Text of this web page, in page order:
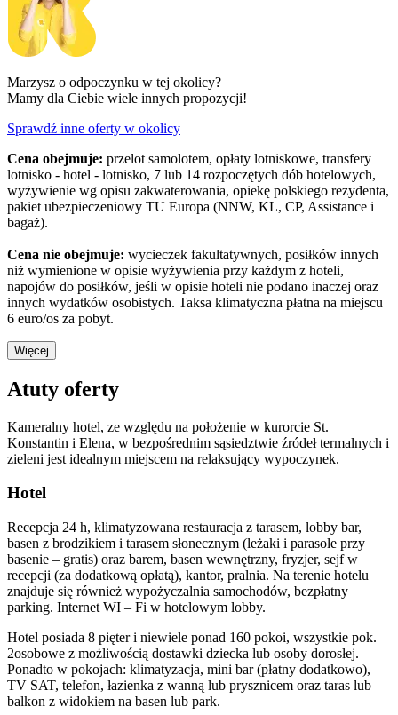
Marzysz o odpoczynku w tej okolicy?
Mamy dla Ciebie wiele innych propozycji!
Sprawdź inne oferty w okolicy
Cena obejmuje: przelot samolotem, opłaty lotniskowe, transfery
lotnisko - hotel - lotnisko, 7 lub 14 rozpoczętych dób hotelowych,
wyżywienie wg opisu zakwaterowania, opiekę polskiego rezydenta,
pakiet ubezpieczeniowy TU Europa (NNW, KL, CP, Assistance i
bagaż).
Cena nie obejmuje: wycieczek fakultatywnych, posiłków innych
niż wymienione w opisie wyżywienia przy każdym z hoteli,
napojów do posiłków, jeśli w opisie hoteli nie podano inaczej oraz
innych wydatków osobistych. Taksa klimatyczna płatna na miejscu
6 euro/os za pobyt.
Więcej
Atuty oferty
Kameralny hotel, ze względu na położenie w kurorcie St.
Konstantin i Elena, w bezpośrednim sąsiedztwie źródeł termalnych i
zieleni jest idealnym miejscem na relaksujący wypoczynek.
Hotel
Recepcja 24 h, klimatyzowana restauracja z tarasem, lobby bar,
basen z brodzikiem i tarasem słonecznym (leżaki i parasole przy
basenie – gratis) oraz barem, basen wewnętrzny, fryzjer, sejf w
recepcji (za dodatkową opłatą), kantor, pralnia. Na terenie hotelu
znajduje się również wypożyczalnia samochodów, bezpłatny
parking. Internet WI – Fi w hotelowym lobby.
Hotel posiada 8 pięter i niewiele ponad 160 pokoi, wszystkie pok.
2osobowe z możliwością dostawki dziecka lub osoby dorosłej.
Ponadto w pokojach: klimatyzacja, mini bar (płatny dodatkowo),
TV SAT, telefon, łazienka z wanną lub prysznicem oraz taras lub
balkon z widokiem na basen lub park.